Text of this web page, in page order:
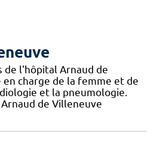
de l'hôpital Arnaud de
charge de la femme et de
et la pneumologie.
de Villeneuve